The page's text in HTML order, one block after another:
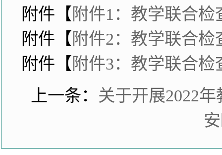
附件【 附件1：教学联合检
附件【 附件2：教学联合检
附件【 附件3：教学联合检
上一条： 关于开展2022